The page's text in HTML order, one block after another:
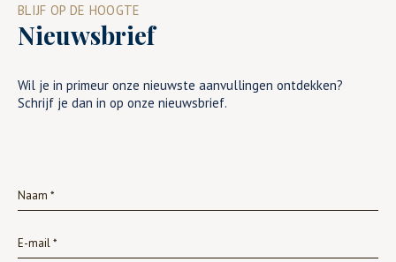
BLIJF OP DE HOOGTE
Nieuwsbrief
Wil je in primeur onze nieuwste aanvullingen ontdekken?
Schrijf je dan in op onze nieuwsbrief.